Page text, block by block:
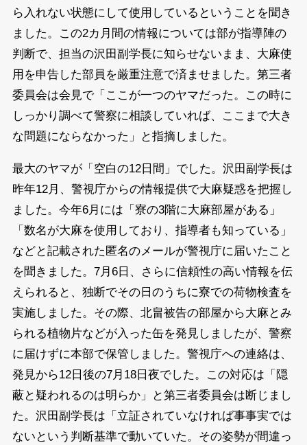
ら入れない状態にして使用しているということを聞き
ました。この2カ月間の情報については部が指導陣の
判断で、担当の沢田副学長に知らせないまま、大麻使
用を申告した部員を厳重注意で済ませました。第三者
委員会は会見で「ここが一つのヤマだった。この時に
しっかり調べて警察に相談していれば、ここまで大き
な問題にならなかった」と指摘しました。
最大のヤマが「空白の12日間」でした。沢田副学長は
昨年12月、警視庁からの情報提供で大麻疑惑を把握し
ました。今年6月には「寮の3階に大麻部屋がある」
「数名が大麻を使用しており、指導者も知っている」
などと記載された匿名のメールが警視庁に届いたこと
を聞きました。7月6日、さらに信頼性の高い情報を伝
えられると、独断でその日のうちに寮での荷物検査を
実施しました。その際、北畠被告の部屋から大麻とみ
られる植物片などが入った缶を発見しましたが、警察
に届けずに本部で保管しました。警視庁への連絡は、
発見から12日後の7月18日夜でした。この対応は「隠
蔽と疑われるのは明らか」と第三者委員会は断じまし
た。沢田副学長は「立証されていなければ事事実では
ないという判断基準で動いていた。その姿勢が間違っ